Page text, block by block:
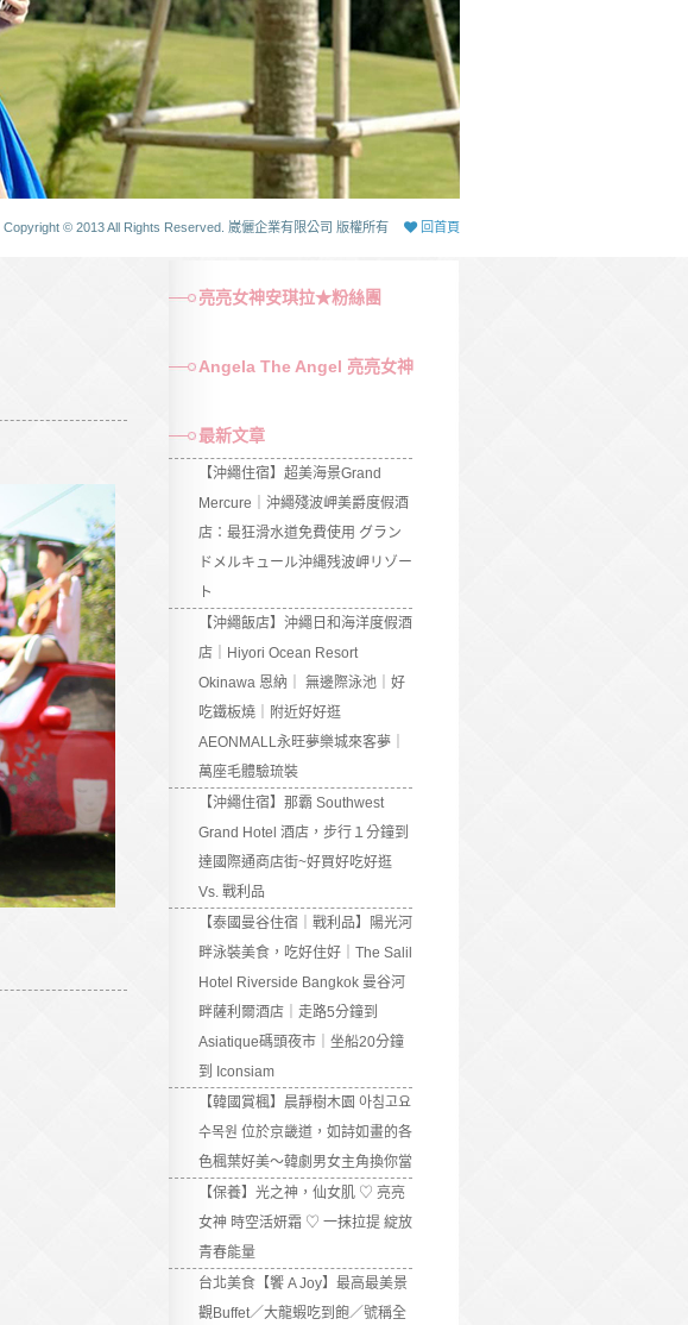
Copyright © 2013 All Rights Reserved. 崴儷企業有限公司 版權所有 回首頁
亮亮女神安琪拉★粉絲團
Angela The Angel 亮亮女神
最新文章
【沖繩住宿】超美海景Grand
Mercure｜沖繩殘波岬美爵度假酒
店：最狂滑水道免費使用 グラン
ドメルキュール沖縄残波岬リゾー
ト
【沖繩飯店】沖繩日和海洋度假酒
店｜Hiyori Ocean Resort
Okinawa 恩納｜ 無邊際泳池｜好
吃鐵板燒｜附近好好逛
AEONMALL永旺夢樂城來客夢｜
萬座毛體驗琉裝
【沖繩住宿】那霸 Southwest
Grand Hotel 酒店，步行１分鐘到
達國際通商店街~好買好吃好逛
Vs. 戰利品
【泰國曼谷住宿｜戰利品】陽光河
畔泳裝美食，吃好住好｜The Salil
Hotel Riverside Bangkok 曼谷河
畔薩利爾酒店｜走路5分鐘到
Asiatique碼頭夜市｜坐船20分鐘
到 Iconsiam
【韓國賞楓】晨靜樹木園 아침고요
수목원 位於京畿道，如詩如畫的各
色楓葉好美～韓劇男女主角換你當
【保養】光之神，仙女肌 ♡ 亮亮
女神 時空活妍霜 ♡ 一抹拉提 綻放
青春能量
台北美食【饗 A Joy】最高最美景
觀Buffet／大龍蝦吃到飽／號稱全